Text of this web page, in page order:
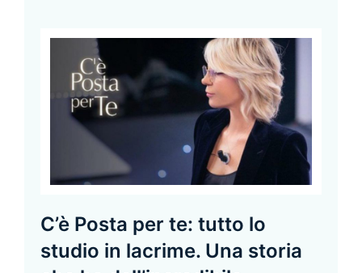
C’è Posta per te: tutto lo
studio in lacrime. Una storia